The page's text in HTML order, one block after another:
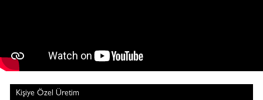
Kişiye Özel Üretim